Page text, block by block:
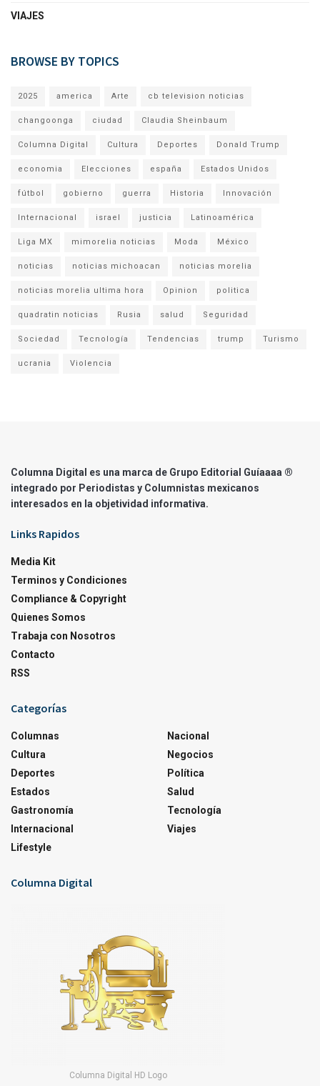
VIAJES
BROWSE BY TOPICS
2025 america Arte cb television noticias
changoonga ciudad Claudia Sheinbaum
Columna Digital Cultura Deportes Donald Trump
economia Elecciones españa Estados Unidos
fútbol gobierno guerra Historia Innovación
Internacional israel justicia Latinoamérica
Liga MX mimorelia noticias Moda México
noticias noticias michoacan noticias morelia
noticias morelia ultima hora Opinion politica
quadratin noticias Rusia salud Seguridad
Sociedad Tecnología Tendencias trump Turismo
ucrania Violencia
Columna Digital es una marca de Grupo Editorial Guíaaaa ®
integrado por Periodistas y Columnistas mexicanos
interesados en la objetividad informativa.
Links Rapidos
Media Kit
Terminos y Condiciones
Compliance & Copyright
Quienes Somos
Trabaja con Nosotros
Contacto
RSS
Categorías
Columnas
Cultura
Deportes
Estados
Gastronomía
Internacional
Lifestyle
Nacional
Negocios
Política
Salud
Tecnología
Viajes
Columna Digital
Columna Digital HD Logo